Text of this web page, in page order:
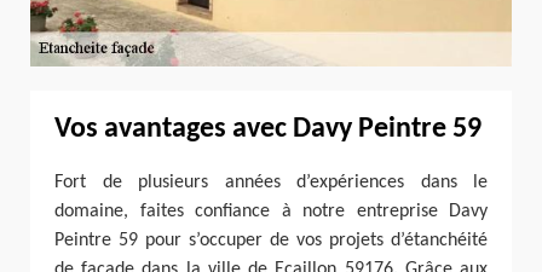
Vos avantages avec Davy Peintre 59
Fort de plusieurs années d’expériences dans le
domaine, faites confiance à notre entreprise Davy
Peintre 59 pour s’occuper de vos projets d’étanchéité